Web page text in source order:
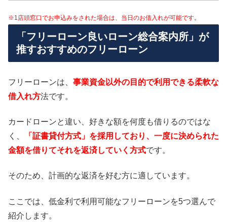
※1店頭窓口でお申込みをされた場合は、当日のお借入れが可能です。
「フリーローン良いローン総合案内所」が
推すおすすめのフリーローン
フリーローンは、 事業資金以外の目的で利用できる柔軟な
借入れ方法です。
カードローンと違い、好きな額を何度も借りるのではな
く、
「証書貸付方式」を採用しており、一度に決められた
金額を借りてそれを返済していく方式です。
そのため、計画的な返済を好む方に適しています。
ここでは、低金利で利用可能なフリーローンを5つ選んで
紹介します。